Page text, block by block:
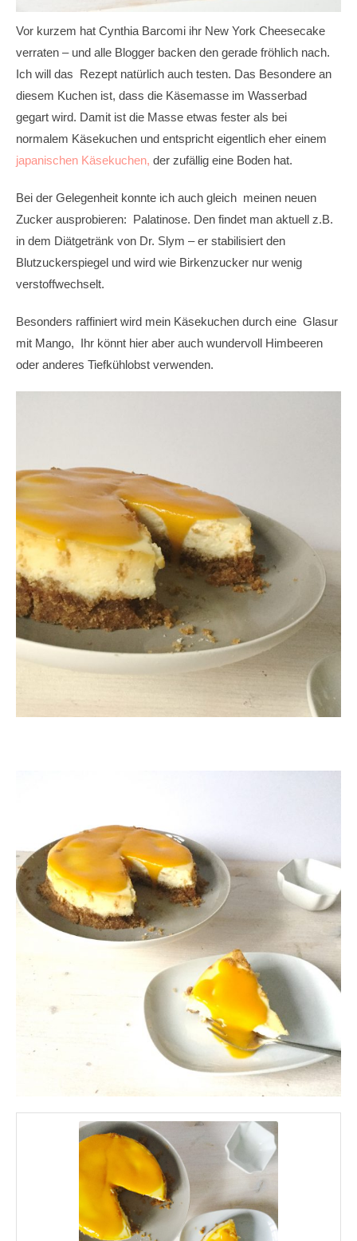
Vor kurzem hat Cynthia Barcomi ihr New York Cheesecake
verraten – und alle Blogger backen den gerade fröhlich nach.
Ich will das Rezept natürlich auch testen. Das Besondere an
diesem Kuchen ist, dass die Käsemasse im Wasserbad
gegart wird. Damit ist die Masse etwas fester als bei
normalem Käsekuchen und entspricht eigentlich eher einem
japanischen Käsekuchen, der zufällig eine Boden hat.
Bei der Gelegenheit konnte ich auch gleich meinen neuen
Zucker ausprobieren: Palatinose. Den findet man aktuell z.B.
in dem Diätgetränk von Dr. Slym – er stabilisiert den
Blutzuckerspiegel und wird wie Birkenzucker nur wenig
verstoffwechselt.
Besonders raffiniert wird mein Käsekuchen durch eine Glasur
mit Mango, Ihr könnt hier aber auch wundervoll Himbeeren
oder anderes Tiefkühlobst verwenden.